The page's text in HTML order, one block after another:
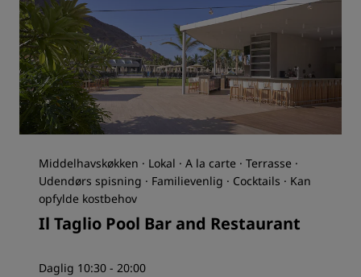
Middelhavskøkken · Lokal · A la carte · Terrasse ·
Udendørs spisning · Familievenlig · Cocktails · Kan
opfylde kostbehov
Il Taglio Pool Bar and Restaurant
Daglig 10:30 - 20:00